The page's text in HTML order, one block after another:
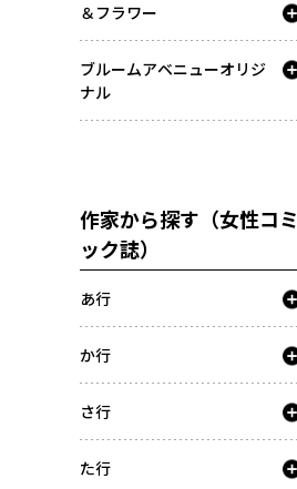
＆フラワー
ブルームアベニューオリジ
ナル
作家から探す（女性コミ
ック誌）
あ行
か行
さ行
た行